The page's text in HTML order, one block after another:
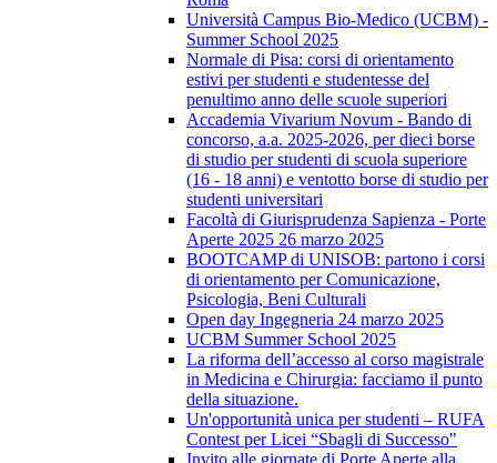
Università Campus Bio-Medico (UCBM) -
Summer School 2025
Normale di Pisa: corsi di orientamento
estivi per studenti e studentesse del
penultimo anno delle scuole superiori
Accademia Vivarium Novum - Bando di
concorso, a.a. 2025-2026, per dieci borse
di studio per studenti di scuola superiore
(16 - 18 anni) e ventotto borse di studio per
studenti universitari
Facoltà di Giurisprudenza Sapienza - Porte
Aperte 2025 26 marzo 2025
BOOTCAMP di UNISOB: partono i corsi
di orientamento per Comunicazione,
Psicologia, Beni Culturali
Open day Ingegneria 24 marzo 2025
UCBM Summer School 2025
La riforma dell’accesso al corso magistrale
in Medicina e Chirurgia: facciamo il punto
della situazione.
Un'opportunità unica per studenti – RUFA
Contest per Licei “Sbagli di Successo"